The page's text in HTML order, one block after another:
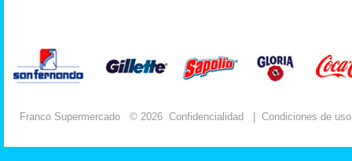
Franco Supermercado © 2026 Confidencialidad Condiciones de uso